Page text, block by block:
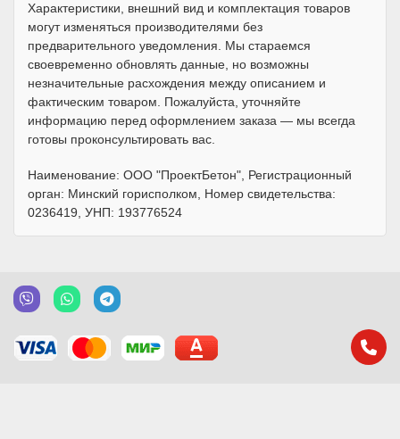
Характеристики, внешний вид и комплектация товаров
могут изменяться производителями без
предварительного уведомления. Мы стараемся
своевременно обновлять данные, но возможны
незначительные расхождения между описанием и
фактическим товаром. Пожалуйста, уточняйте
информацию перед оформлением заказа — мы всегда
готовы проконсультировать вас.
Наименование: ООО "ПроектБетон", Регистрационный
орган: Минский горисполком, Номер свидетельства:
0236419, УНП: 193776524